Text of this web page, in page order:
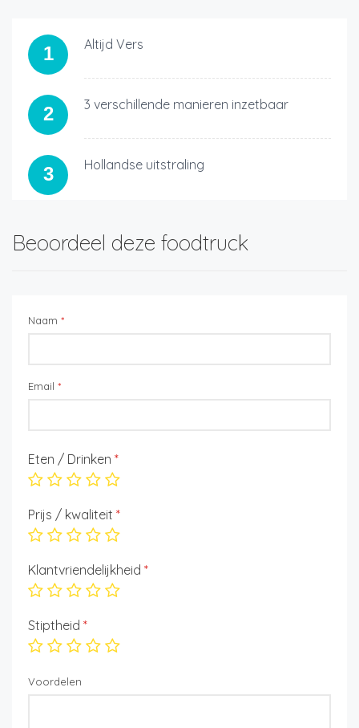
1 Altijd Vers
2 3 verschillende manieren inzetbaar
3 Hollandse uitstraling
Beoordeel deze foodtruck
Naam *
Email *
Eten / Drinken *
Prijs / kwaliteit *
Klantvriendelijkheid *
Stiptheid *
Voordelen